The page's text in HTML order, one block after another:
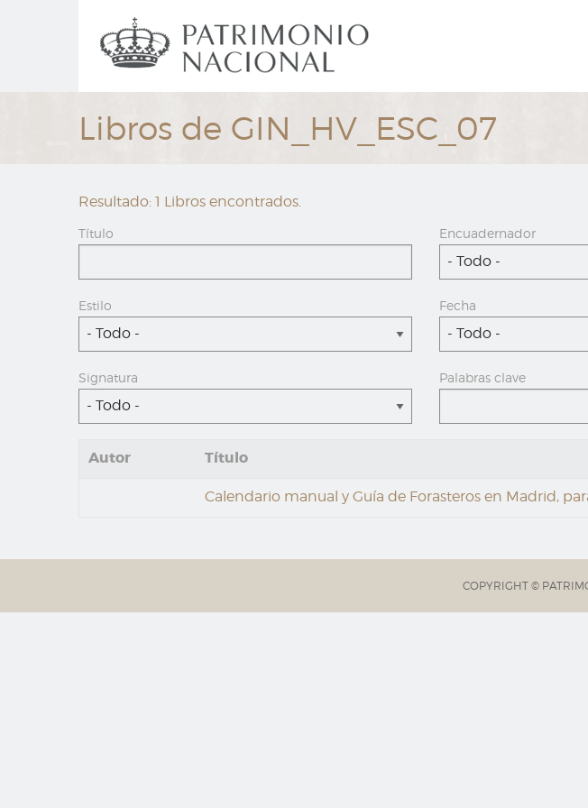
Navegación
principal
Libros de GIN_HV_ESC_07
Resultado: 1 Libros encontrados.
Título Encuadernador
- Todo -
Estilo
- Todo -
Fecha
- Todo -
Signatura
- Todo -
Palabras clave
Autor Título
Calendario manual y Guía de Forasteros en Madrid,
COPYRIGHT ©